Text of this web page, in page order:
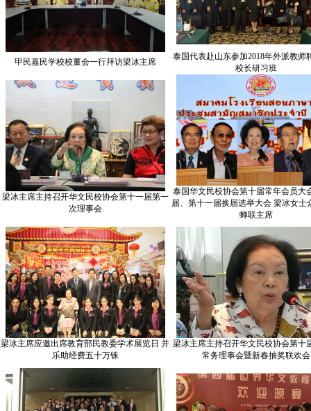
甲民嘉民学校校董会一行拜访梁冰主席
泰国代表赴山东参加2018年外派教师
校长研习班
梁冰主席主持召开华文民校协会第十一届第一
次理事会
泰国华文民校协会第十届常年会员大
届、第十一届换届选举大会 梁冰女士
蝉联主席
梁冰主席应邀出席教育部民教委学术展览日 并
乐助经费五十万铢
梁冰主席主持召开华文民校协会第十
常务理事会暨新春抽奖联欢会